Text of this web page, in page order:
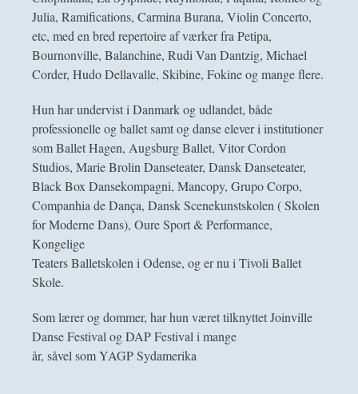
Julia, Ramifications, Carmina Burana, Violin Concerto,
etc, med en bred repertoire af værker fra Petipa,
Bournonville, Balanchine, Rudi Van Dantzig, Michael
Corder, Hudo Dellavalle, Skibine, Fokine og mange flere.
Hun har undervist i Danmark og udlandet, både
professionelle og ballet samt og danse elever i institutioner
som Ballet Hagen, Augsburg Ballet, Vitor Cordon
Studios, Marie Brolin Danseteater, Dansk Danseteater,
Black Box Dansekompagni, Mancopy, Grupo Corpo,
Companhia de Dança, Dansk Scenekunstskolen ( Skolen
for Moderne Dans), Oure Sport & Performance,
Kongelige
Teaters Balletskolen i Odense, og er nu i Tivoli Ballet
Skole.
Som lærer og dommer, har hun været tilknyttet Joinville
Danse Festival og DAP Festival i mange
år, såvel som YAGP Sydamerika